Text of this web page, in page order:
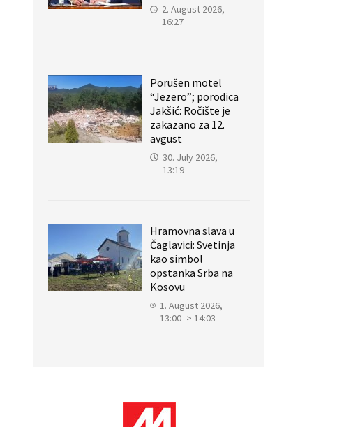
2. August 2026,
16:27
Porušen motel
“Jezero”; porodica
Jakšić: Ročište je
zakazano za 12.
avgust
30. July 2026,
13:19
Hramovna slava u
Čaglavici: Svetinja
kao simbol
opstanka Srba na
Kosovu
1. August 2026,
13:00 -> 14:03